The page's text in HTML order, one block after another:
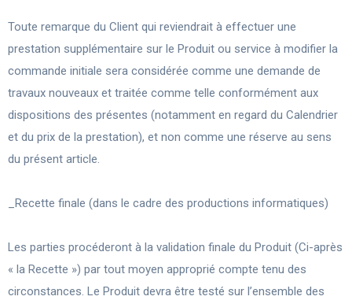
Toute remarque du Client qui reviendrait à effectuer une
prestation supplémentaire sur le Produit ou service à modifier la
commande initiale sera considérée comme une demande de
travaux nouveaux et traitée comme telle conformément aux
dispositions des présentes (notamment en regard du Calendrier
et du prix de la prestation), et non comme une réserve au sens
du présent article.
_Recette finale (dans le cadre des productions informatiques)
Les parties procéderont à la validation finale du Produit (Ci-après
« la Recette ») par tout moyen approprié compte tenu des
circonstances. Le Produit devra être testé sur l’ensemble des